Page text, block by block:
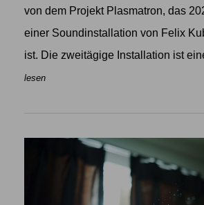
von dem Projekt Plasmatron, das
einer Soundinstallation von Felix
ist. Die zweitägige Installation ist
lesen